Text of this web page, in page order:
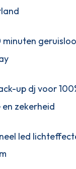
minuten
up dj voor
zekerheid
led